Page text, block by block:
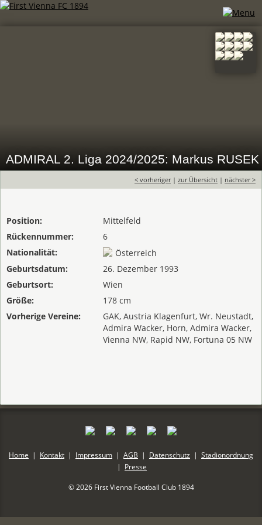
ADMIRAL 2. Liga 2024/2025: Markus RUSEK
< vorheriger| zur Übersicht | nächster >
Position:
Mittelfeld
Rückennummer:
6
Nationalität:
Österreich
Geburtsdatum:
26. Dezember 1993
Geburtsort:
Wien
Größe:
178 cm
Vorherige Vereine:
GAK, Austria Klagenfurt, Wr. Neustadt,
Admira Wacker, Horn, Admira Wacker,
Vienna NW, Rapid NW, Fortuna 05 NW
Home | Kontakt | Impressum | AGB | Datenschutz | Stadionordnung
| Presse
© 2026 First Vienna Football Club 1894